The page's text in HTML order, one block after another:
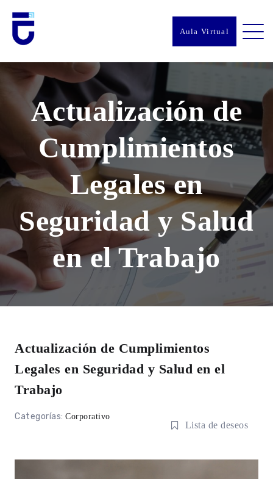
Aula Virtual
Actualización de
Cumplimientos
Legales en
Seguridad y Salud
en el Trabajo
Actualización de Cumplimientos
Legales en Seguridad y Salud en el
Trabajo
Categorías: Corporativo
Lista de deseos